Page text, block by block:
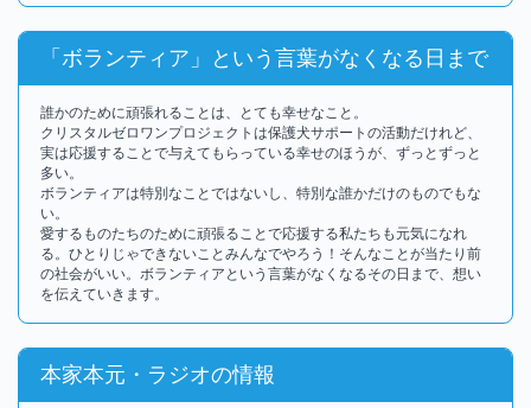
「ボランティア」という言葉がなくなる日まで
誰かのために頑張れることは、とても幸せなこと。
クリスタルゼロワンプロジェクトは保護犬サポートの活動だけれど、
実は応援することで与えてもらっている幸せのほうが、ずっとずっと
多い。
ボランティアは特別なことではないし、特別な誰かだけのものでもな
い。
愛するものたちのために頑張ることで応援する私たちも元気になれ
る。ひとりじゃできないことみんなでやろう！そんなことが当たり前
の社会がいい。ボランティアという言葉がなくなるその日まで、想い
を伝えていきます。
本家本元・ラジオの情報